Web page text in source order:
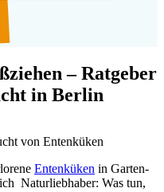
– Ratgeber
in Berlin
Entenküken in Garten-
Naturliebhaber: Was tun,